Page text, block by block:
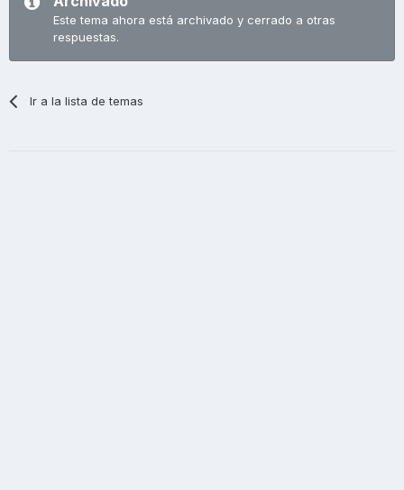
Este tema ahora está archivado y cerrado a otras
respuestas.
Ir a la lista de temas